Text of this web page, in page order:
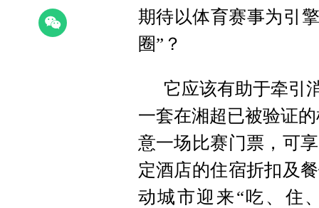
期待以体育赛事为引
圈”？
它应该有助于牵引
一套在湘超已被验证
意一场比赛门票，可
定酒店的住宿折扣及
动城市迎来“吃、住